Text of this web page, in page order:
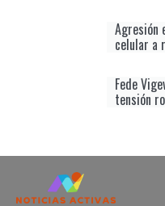
Agresión
celular a
Fede
tensión